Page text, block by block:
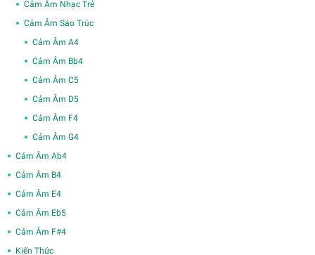
Cảm Âm Nhạc Trẻ
Cảm Âm Sáo Trúc
Cảm Âm A4
Cảm Âm Bb4
Cảm Âm C5
Cảm Âm D5
Cảm Âm F4
Cảm Âm G4
Cảm Âm Ab4
Cảm Âm B4
Cảm Âm E4
Cảm Âm Eb5
Cảm Âm F#4
Kiến Thức